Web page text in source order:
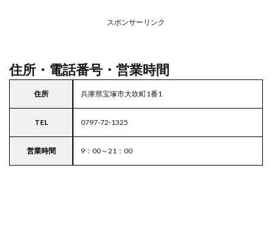
スポンサーリンク
住所・電話番号・営業時間
住所 兵庫県宝塚市大吹町1番1
TEL 0797-72-1325
営業時間 9：00～21：00